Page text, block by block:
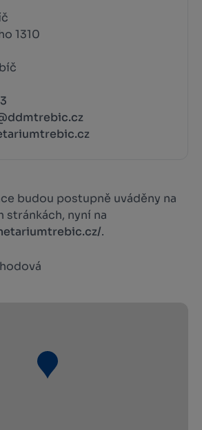
1310
budou postupně uváděny na
stránkách, nyní na
.